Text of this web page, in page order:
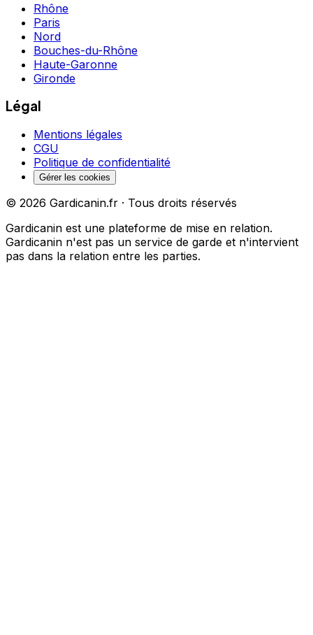
Rhône
Paris
Nord
Bouches-du-Rhône
Haute-Garonne
Gironde
Légal
Mentions légales
CGU
Politique de confidentialité
Gérer les cookies
© 2026 Gardicanin.fr · Tous droits réservés
Gardicanin est une plateforme de mise en relation.
Gardicanin n'est pas un service de garde et n'intervient
pas dans la relation entre les parties.